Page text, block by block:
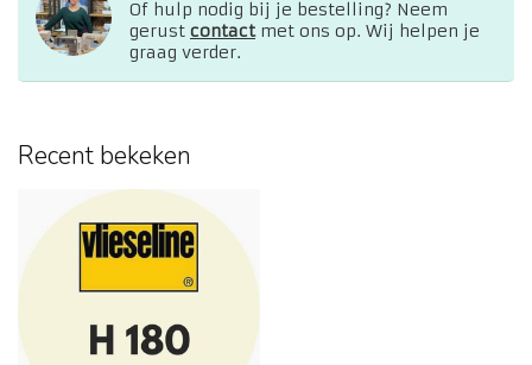
Of hulp nodig bij je bestelling? Neem
gerust contactmet ons op. Wij helpen je
graag verder.
Recent bekeken